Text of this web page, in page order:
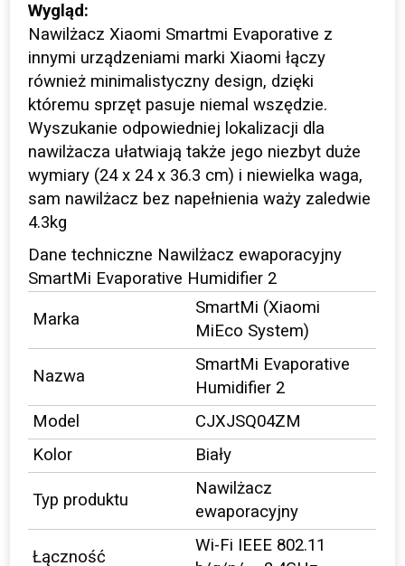
Wygląd:
Nawilżacz Xiaomi Smartmi Evaporative z
innymi urządzeniami marki Xiaomi łączy
również minimalistyczny design, dzięki
któremu sprzęt pasuje niemal wszędzie.
Wyszukanie odpowiedniej lokalizacji dla
nawilżacza ułatwiają także jego niezbyt duże
wymiary (24 x 24 x 36.3 cm) i niewielka waga,
sam nawilżacz bez napełnienia waży zaledwie
4.3kg
Dane techniczne Nawilżacz ewaporacyjny
SmartMi Evaporative Humidifier 2
Marka
SmartMi (Xiaomi
MiEco System)
Nazwa
SmartMi Evaporative
Humidifier 2
Model
CJXJSQ04ZM
Kolor
Biały
Typ produktu
Nawilżacz
ewaporacyjny
Łączność
Wi-Fi IEEE 802.11